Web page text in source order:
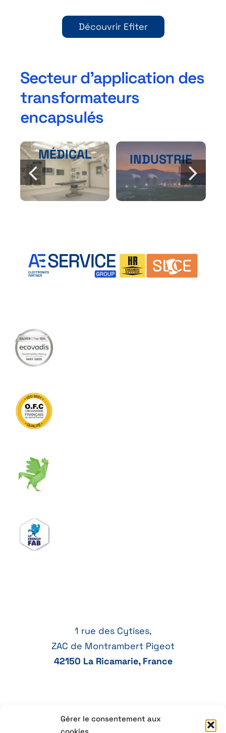
Gérer le consentement aux
Découvrir Efiter
Secteur d’application des
transformateurs
encapsulés
MÉDICAL INDUSTRIE
1 rue des Cytises,
ZAC de Montrambert Pigeot
42150 La Ricamarie, France
04 77 41 21 47